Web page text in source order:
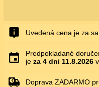
Uvedená cena je za
Predpokladané
je za 4 dni 11.8.2026 v
Doprava ZADARMO